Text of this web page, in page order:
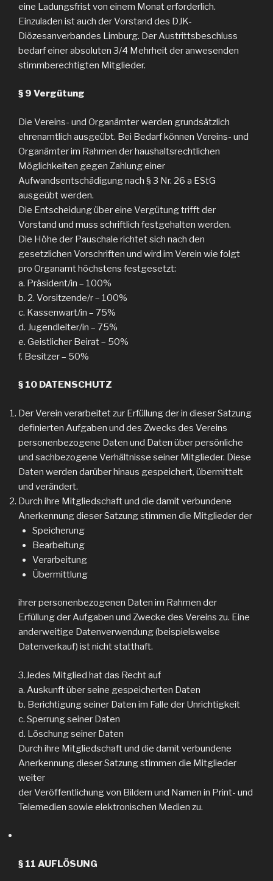
eine Ladungsfrist von einem Monat erforderlich.
Einzuladen ist auch der Vorstand des DJK-
Diözesanverbandes Limburg. Der Austrittsbeschluss
bedarf einer absoluten 3/4 Mehrheit der anwesenden
stimmberechtigten Mitglieder.
§ 9 Vergütung
Die Vereins- und Organämter werden grundsätzlich
ehrenamtlich ausgeübt. Bei Bedarf können Vereins- und
Organämter im Rahmen der haushaltsrechtlichen
Möglichkeiten gegen Zahlung einer
Aufwandsentschädigung nach § 3 Nr. 26 a EStG
ausgeübt werden.
Die Entscheidung über eine Vergütung trifft der
Vorstand und muss schriftlich festgehalten werden.
Die Höhe der Pauschale richtet sich nach den
gesetzlichen Vorschriften und wird im Verein wie folgt
pro Organamt höchstens festgesetzt:
a. Präsident/in – 100%
b. 2. Vorsitzende/r – 100%
c. Kassenwart/in – 75%
d. Jugendleiter/in – 75%
e. Geistlicher Beirat – 50%
f. Besitzer – 50%
§ 10 DATENSCHUTZ
Der Verein verarbeitet zur Erfüllung der in dieser Satzung
definierten Aufgaben und des Zwecks des Vereins
personenbezogene Daten und Daten über persönliche
und sachbezogene Verhältnisse seiner Mitglieder. Diese
Daten werden darüber hinaus gespeichert, übermittelt
und verändert.
Durch ihre Mitgliedschaft und die damit verbundene
Anerkennung dieser Satzung stimmen die Mitglieder der
Speicherung
Bearbeitung
Verarbeitung
Übermittlung
ihrer personenbezogenen Daten im Rahmen der
Erfüllung der Aufgaben und Zwecke des Vereins zu. Eine
anderweitige Datenverwendung (beispielsweise
Datenverkauf) ist nicht statthaft.
3.Jedes Mitglied hat das Recht auf
a. Auskunft über seine gespeicherten Daten
b. Berichtigung seiner Daten im Falle der Unrichtigkeit
c. Sperrung seiner Daten
d. Löschung seiner Daten
Durch ihre Mitgliedschaft und die damit verbundene
Anerkennung dieser Satzung stimmen die Mitglieder
weiter
der Veröffentlichung von Bildern und Namen in Print- und
Telemedien sowie elektronischen Medien zu.
§ 11 AUFLÖSUNG